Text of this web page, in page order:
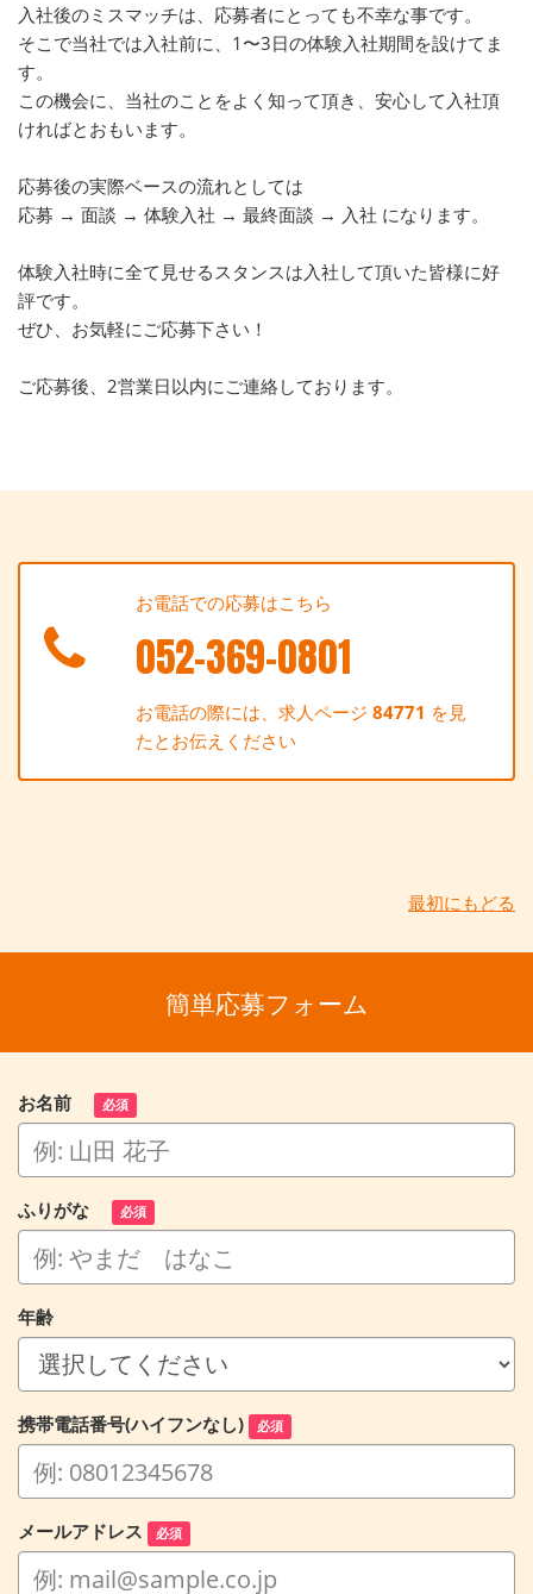
入社後のミスマッチは、応募者にとっても不幸な事です。
そこで当社では入社前に、1〜3日の体験入社期間を設けてま
す。
この機会に、当社のことをよく知って頂き、安心して入社頂
ければとおもいます。
応募後の実際ベースの流れとしては
応募 → 面談 → 体験入社 → 最終面談 → 入社 になります。
体験入社時に全て見せるスタンスは入社して頂いた皆様に好
評です。
ぜひ、お気軽にご応募下さい！
ご応募後、2営業日以内にご連絡しております。
お電話での応募はこちら
052-369-0801
お電話の際には、求人ページ84771 を見
たとお伝えください
最初にもどる
簡単応募フォーム
お名前 必須
ふりがな 必須
年齢
携帯電話番号(ハイフンなし) 必須
メールアドレス 必須